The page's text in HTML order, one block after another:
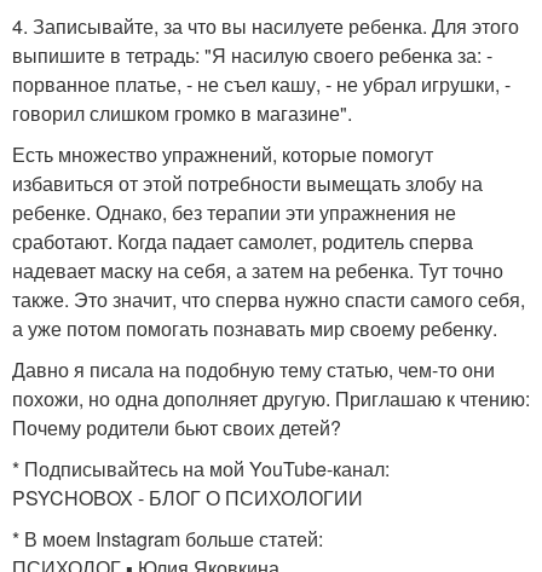
4. Записывайте, за что вы насилуете ребенка. Для этого
выпишите в тетрадь: "Я насилую своего ребенка за: -
порванное платье, - не съел кашу, - не убрал игрушки, -
говорил слишком громко в магазине".
Есть множество упражнений, которые помогут
избавиться от этой потребности вымещать злобу на
ребенке. Однако, без терапии эти упражнения не
сработают. Когда падает самолет, родитель сперва
надевает маску на себя, а затем на ребенка. Тут точно
также. Это значит, что сперва нужно спасти самого себя,
а уже потом помогать познавать мир своему ребенку.
Давно я писала на подобную тему статью, чем-то они
похожи, но одна дополняет другую. Приглашаю к чтению:
Почему родители бьют своих детей?
* Подписывайтесь на мой YouTube-канал:
PSYCHOBOX - БЛОГ О ПСИХОЛОГИИ
* В моем Instagram больше статей: